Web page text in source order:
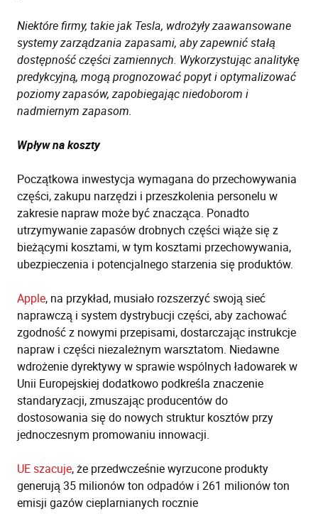
Niektóre firmy, takie jak Tesla, wdrożyły zaawansowane
systemy zarządzania zapasami, aby zapewnić stałą
dostępność części zamiennych. Wykorzystując analitykę
predykcyjną, mogą prognozować popyt i optymalizować
poziomy zapasów, zapobiegając niedoborom i
nadmiernym zapasom.
Wpływ na koszty
Początkowa inwestycja wymagana do przechowywania
części, zakupu narzędzi i przeszkolenia personelu w
zakresie napraw może być znacząca. Ponadto
utrzymywanie zapasów drobnych części wiąże się z
bieżącymi kosztami, w tym kosztami przechowywania,
ubezpieczenia i potencjalnego starzenia się produktów.
Apple, na przykład, musiało rozszerzyć swoją sieć
naprawczą i system dystrybucji części, aby zachować
zgodność z nowymi przepisami, dostarczając instrukcje
napraw i części niezależnym warsztatom. Niedawne
wdrożenie dyrektywy w sprawie wspólnych ładowarek w
Unii Europejskiej dodatkowo podkreśla znaczenie
standaryzacji, zmuszając producentów do
dostosowania się do nowych struktur kosztów przy
jednoczesnym promowaniu innowacji.
UE szacuje, że przedwcześnie wyrzucone produkty
generują 35 milionów ton odpadów i 261 milionów ton
emisji gazów cieplarnianych rocznie